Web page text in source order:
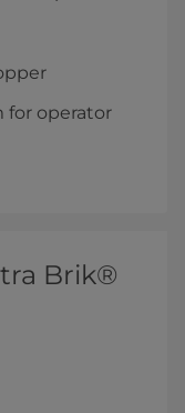
for operator
Brik®